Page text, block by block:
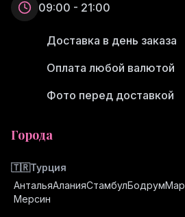
09:00 - 21:00
Доставка в день заказа
Оплата любой валютой
Фото перед доставкой
Города
🇹🇷Турция
АнтальяАланияСтамбулБодрум
Мерсин